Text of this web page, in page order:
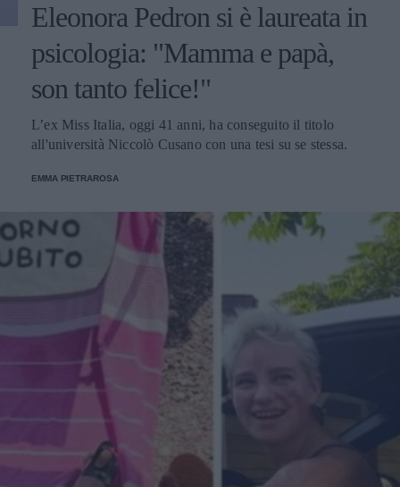
Eleonora Pedron si è laureata in
psicologia: "Mamma e papà,
son tanto felice!"
L’ex Miss Italia, oggi 41 anni, ha conseguito il titolo
all'università Niccolò Cusano con una tesi su se stessa.
EMMA PIETRAROSA